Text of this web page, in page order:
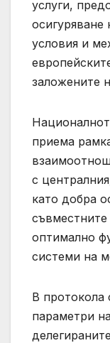
услуги,
условия и
заложените
приема
с
като добра
съвместните
оптимално
системи на
В протокола
параметри